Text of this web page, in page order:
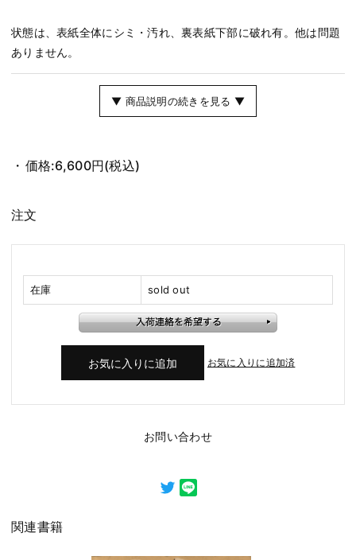
状態は、表紙全体にシミ・汚れ、裏表紙下部に破れ有。他は問題
ありません。
▼ 商品説明の続きを見る ▼
価格:6,600円(税込)
注文
在庫 sold out
お気に入りに追加済
お問い合わせ
関連書籍